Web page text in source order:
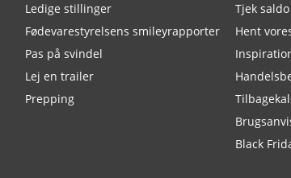
Ledige stillinger
Fødevarestyrelsens smileyrapporter
Pas på svindel
Lej en trailer
Prepping
Tjek
Hent
Black